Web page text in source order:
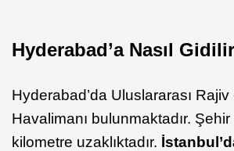
Hyderabad’a Nasıl
Hyderabad’da Uluslararası
Havalimanı bulunmaktadır.
kilometre uzaklıktadır.